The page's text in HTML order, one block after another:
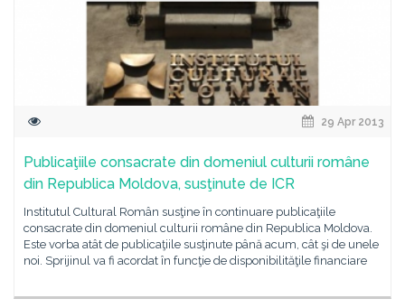
29 Apr 2013
Publicaţiile consacrate din domeniul culturii române
din Republica Moldova, susţinute de ICR
Institutul Cultural Român susţine în continuare publicaţiile
consacrate din domeniul culturii române din Republica Moldova.
Este vorba atât de publicaţiile susţinute până acum, cât şi de unele
noi. Sprijinul va fi acordat în funcţie de disponibilităţile financiare